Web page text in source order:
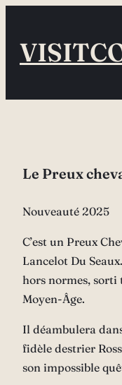
contenu
Le Preux
Nouveauté 2025
C’est un Preux
Lancelot Du
hors normes, sorti
Moyen-Âge.
Il déambulera
fidèle destrier
son impossible